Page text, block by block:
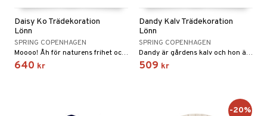
Daisy Ko Trädekoration
Lönn
SPRING COPENHAGEN
Moooo! Åh för naturens frihet och oändliga timmar av bete. Daisy är ett tillägg till våra populära djurfigurer och är en hyllning till livet på en gård.
640 kr
Dandy Kalv Trädekoration
Lönn
SPRING COPENHAGEN
Dandy är gårdens kalv och hon är alltid glad. Även om hon inte har fått sina horn än, är hennes öron spetsiga och alerta när hon lyssnar efter fotsteg på gården – alltid redo att utforska världen.
509 kr
-20%